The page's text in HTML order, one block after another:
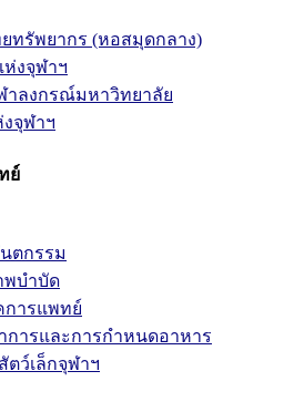
ทรัพยากร (หอสมุดกลาง)
งจุฬาฯ
าลงกรณ์มหาวิทยาลัย
จุฬาฯ
ย์
ตกรรม
พบำบัด
ารแพทย์
ารและการกำหนดอาหาร
ตว์เล็กจุฬาฯ